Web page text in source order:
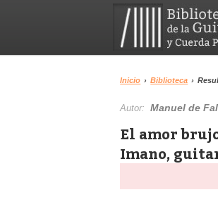
Inicio › Biblioteca ›
Autor:Manuel de
El amor
Imano,